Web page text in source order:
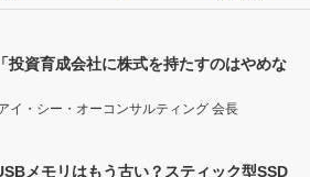
資育成会社に株式を持たすのはやめな
イ・シー・オーコンサルティング 会長
メモリはもう古い？スティック型SSD